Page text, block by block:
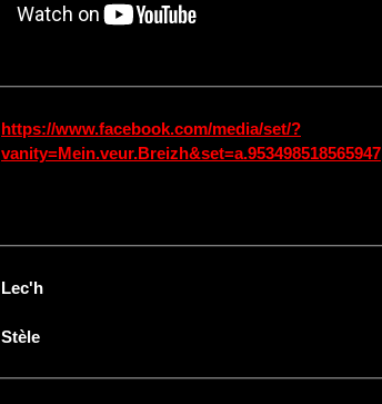
https://www.facebook.com/media/set/?
vanity=Mein.veur.Breizh&set=a.953498518565947
Lec'h
Stèle